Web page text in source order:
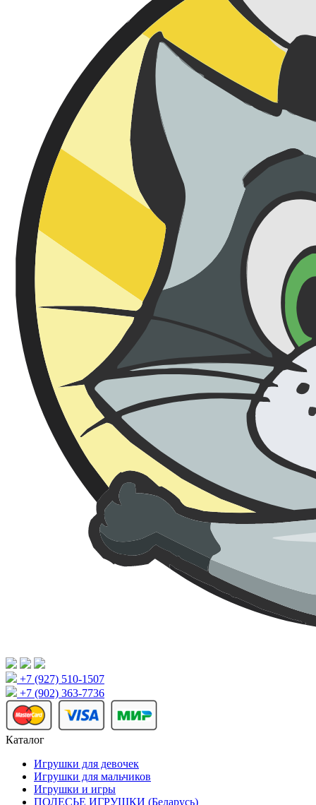
+7 (927) 510-1507
+7 (902) 363-7736
Каталог
Игрушки для девочек
Игрушки для мальчиков
Игрушки и игры
ПОЛЕСЬЕ ИГРУШКИ (Беларусь)